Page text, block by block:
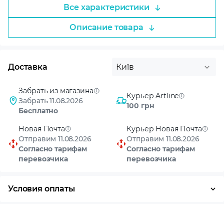
Все характеристики
Описание товара
Доставка Київ
Забрать из магазина
Забрать 11.08.2026
Бесплатно
Курьер Artline
100 грн
Новая Почта
Отправим 11.08.2026
Согласно тарифам
перевозчика
Курьер Новая Почта
Отправим 11.08.2026
Согласно тарифам
перевозчика
Условия оплаты